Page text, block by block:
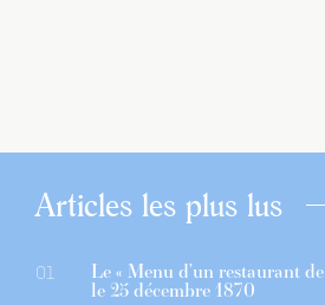
Articles les plus lus
01 Le « Menu d’un restaurant
le 25 décembre 1870